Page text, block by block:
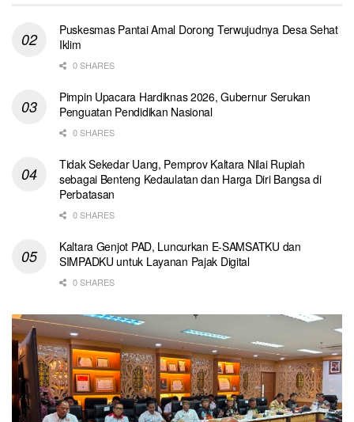
Puskesmas Pantai Amal Dorong Terwujudnya Desa Sehat
Iklim
0 SHARES
Pimpin Upacara Hardiknas 2026, Gubernur Serukan
Penguatan Pendidikan Nasional
0 SHARES
Tidak Sekedar Uang, Pemprov Kaltara Nilai Rupiah
sebagai Benteng Kedaulatan dan Harga Diri Bangsa di
Perbatasan
0 SHARES
Kaltara Genjot PAD, Luncurkan E-SAMSATKU dan
SIMPADKU untuk Layanan Pajak Digital
0 SHARES